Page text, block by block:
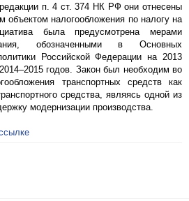
п. 4 ст. 374 НК РФ они отнесены
объектом налогообложения по налогу на
была предусмотрена мерами
обозначенными в Основных
Российской Федерации на 2013
годов. Закон был необходим во
транспортных средств как
средства, являясь одной из
модернизации производства.